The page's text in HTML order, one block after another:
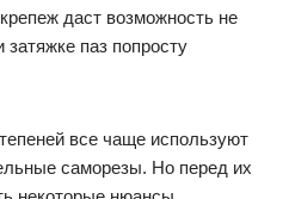
даст возможность не
затяжке паз попросту
все чаще используют
саморезы. Но перед их